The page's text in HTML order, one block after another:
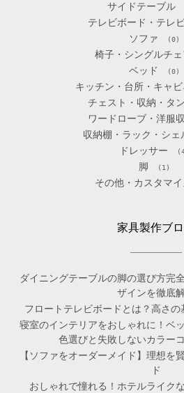
サイドテーブル
テレビボード・テレ
ソファ (0)
椅子・シングルチェ
ベッド (0)
キッチン・台所・キャビ
チェスト・収納・タ
ワードローブ・洋服
収納棚・ラック・シェ
ドレッサー
脚 (1)
その他・カスタマ
家具製作ブ
ダイニングテーブルの脚の選び方完
ザインを徹底
フロートテレビボードとは？高さ
寝室のインテリアをおしゃれに！ベ
色選びと失敗しないカラー
【ソファをオーダーメイド】理想を
ド
おしゃれで憧れる！ホテルライク